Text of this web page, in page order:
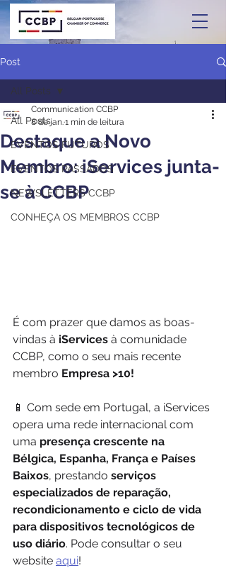
Post
All Posts
EVENTOS FUTUROS
EVENTOS PASSADOS
NEWSLETTERS CCBP
CONHEÇA OS MEMBROS CCBP
All Posts
Destaque a Novo
Membro: iServices junta-
se à CCBP
Communication CCBP
8 de jan.1 min de leitura
É com prazer que damos as boas-
vindas à iServices à comunidade
CCBP, como o seu mais recente
membro Empresa >10!
📱 Com sede em Portugal, a iServices
opera uma rede internacional com
uma presença crescente na
Bélgica, Espanha, França e Países
Baixos, prestando serviços
especializados de reparação,
recondicionamento e ciclo de vida
para dispositivos tecnológicos de
uso diário. Pode consultar o seu
website aqui!